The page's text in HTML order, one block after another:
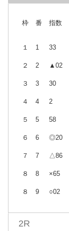
枠 番 指数
１ 1 33
２ 2 ▲02
３ 3 30
４ 4 2
５ 5 58
６ 6 ◎20
７ 7 △86
８ 8 ×65
８ 9 ○02
2R